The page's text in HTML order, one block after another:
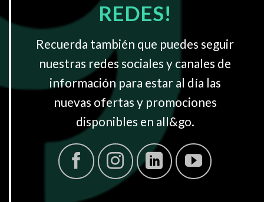
REDES!
Recuerda también que puedes seguir
nuestras redes sociales y canales de
información para estar al día las
nuevas ofertas y promociones
disponibles en all&go.